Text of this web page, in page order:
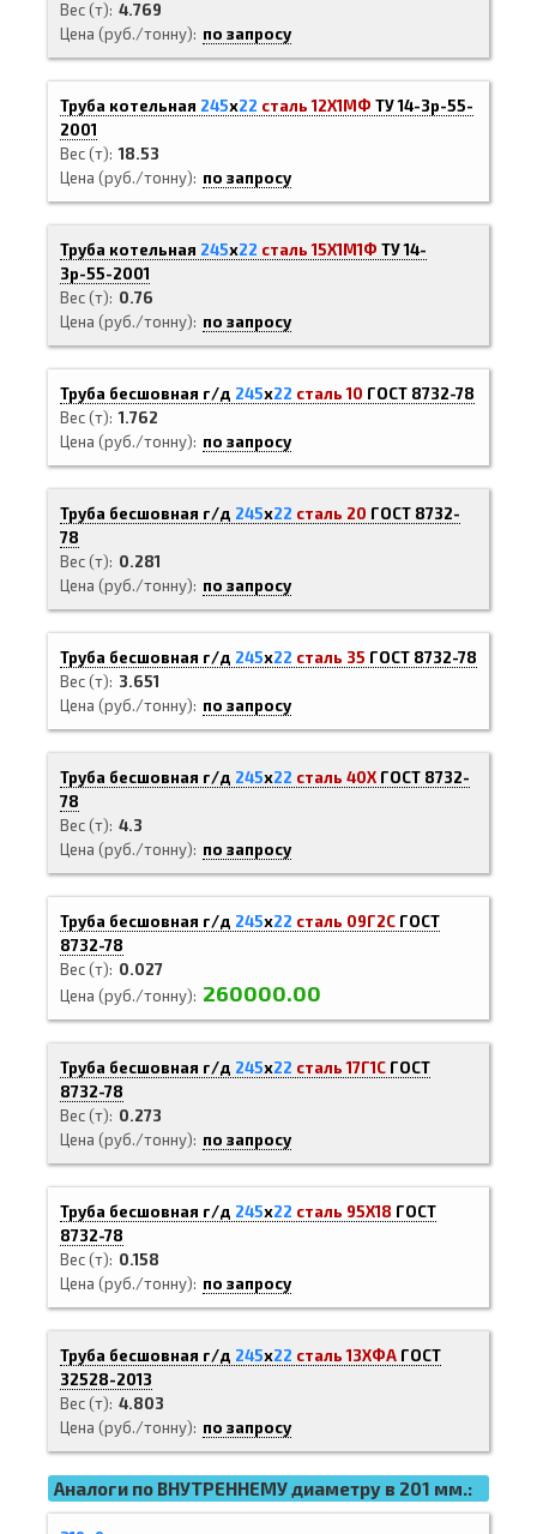
Вес (т) 4.769
Цена (руб./тонну)
по запросу
Труба котельная 245х22 сталь 12Х1МФ ТУ 14-3р-55-
2001
Вес (т) 18.53
Цена (руб./тонну)
по запросу
Труба котельная 245х22 сталь 15Х1М1Ф ТУ 14-
3р-55-2001
Вес (т)
0.76
Цена (руб./тонну)
по запросу
Труба бесшовная г/д 245х22 сталь 10 ГОСТ 8732-78
Вес (т) 1.762
Цена (руб./тонну)
по запросу
Труба бесшовная г/д 245х22 сталь 20 ГОСТ 8732-
78
Вес (т)
0.281
Цена (руб./тонну)
по запросу
Труба бесшовная г/д 245х22 сталь 35 ГОСТ 8732-78
Вес (т)
3.651
Цена (руб./тонну)
по запросу
Труба бесшовная г/д 245х22 сталь 40Х ГОСТ 8732-
78
Вес (т) 4.3
Цена (руб./тонну)
по запросу
Труба бесшовная г/д 245х22 сталь 09Г2С ГОСТ
8732-78
Вес (т)
0.027
Цена (руб./тонну)
260000.00
Труба бесшовная г/д 245х22 сталь 17Г1С ГОСТ
8732-78
Вес (т)
0.273
Цена (руб./тонну)
по запросу
Труба бесшовная г/д 245х22 сталь 95Х18 ГОСТ
8732-78
Вес (т)
0.158
Цена (руб./тонну)
по запросу
Труба бесшовная г/д 245х22 сталь 13ХФА ГОСТ
32528-2013
Вес (т) 4.803
Цена (руб./тонну)
по запросу
Аналоги по ВНУТРЕННЕМУ диаметру в 201 мм.: